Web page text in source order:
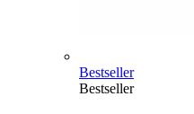
Bestseller
Bestseller